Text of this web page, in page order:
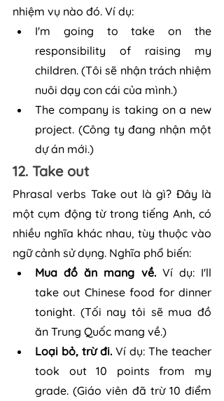
nhiệm vụ nào đó. Ví dụ:
I'm going to take on the
responsibility of raising my
children. (Tôi sẽ nhận trách nhiệm
nuôi dạy con cái của mình.)
The company is taking on a new
project. (Công ty đang nhận một
dự án mới.)
12. Take out
Phrasal verbs Take out là gì? Đây là
một cụm động từ trong tiếng Anh, có
nhiều nghĩa khác nhau, tùy thuộc vào
ngữ cảnh sử dụng. Nghĩa phổ biến:
Mua đồ ăn mang về. Ví dụ: I'll
take out Chinese food for dinner
tonight. (Tối nay tôi sẽ mua đồ
ăn Trung Quốc mang về.)
Loại bỏ, trừ đi. Ví dụ: The teacher
took out 10 points from my
grade. (Giáo viên đã trừ 10 điểm